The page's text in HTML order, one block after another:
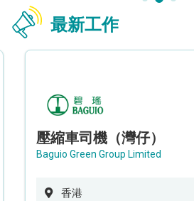
最新工作
壓縮車司機（灣仔）
Baguio Green Group Limited
香港